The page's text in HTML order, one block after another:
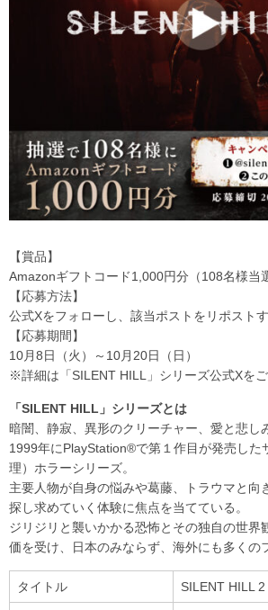
【賞品】
Amazonギフトコード1,000円分（108名様当
【応募方法】
公式Xをフォローし、該当ポストをリポスト
【応募期間】
10月8日（火）～10月20日（日）
※詳細は「SILENT HILL」シリーズ公式Xをご
「SILENT HILL」シリーズとは
暗闇、静寂、異形のクリーチャー、愛と悲し
1999年にPlayStation®で第１作目が発売した
理）ホラーシリーズ。
主要人物が自身の悩みや葛藤、トラウマと向
探し求めていく体験に焦点を当てている。
ジリジリと襲いかかる恐怖とその独自の世界
価を受け、日本のみならず、海外にも多くの
タイトル SILENT HILL 2